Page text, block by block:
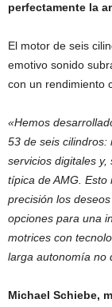
perfectamente la
El motor de seis
emotivo sonido
con un rendimiento
«Hemos
53 de seis cilindros:
servicios digitales
típica de AMG.
precisión los
opciones para una
motrices con
larga autonomía no
Michael Schiebe,